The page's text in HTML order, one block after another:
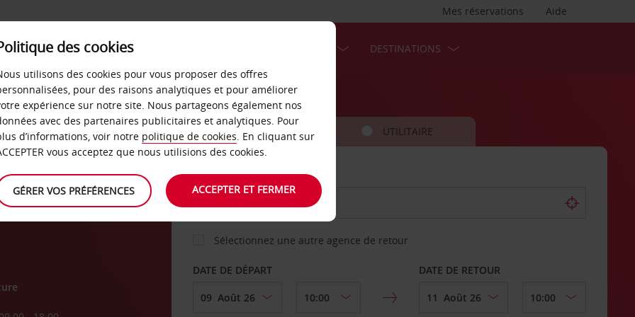
Aide
Mes réservations
LIBRE-SERVICE DESTINATIONS
VOITURE UTILITAIRE
AGENCE DE DÉPART
Sélectionnez une autre agence de retour
DATE DE DÉPART DATE DE RETOUR
des cookies
utilisons des cookies pour vous proposer des offres
pour des raisons analytiques et pour améliorer
expérience sur notre site. Nous partageons également nos
avec des partenaires publicitaires et analytiques. Pour
d’informations, voir notre politique de cookies. En cliquant sur
vous acceptez que nous utilisions des cookies.
GÉRER VOS PRÉFÉRENCES ACCEPTER ET FERMER